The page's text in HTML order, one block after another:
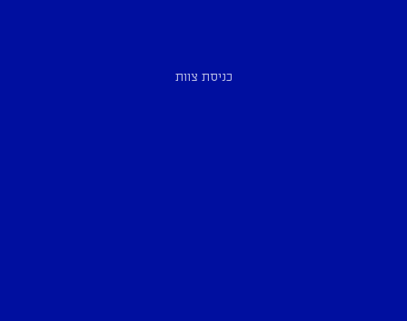
כניסת צוות